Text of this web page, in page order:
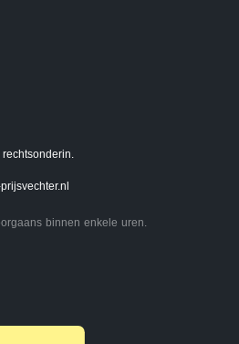
rechtsonderin.
binnen enkele uren.